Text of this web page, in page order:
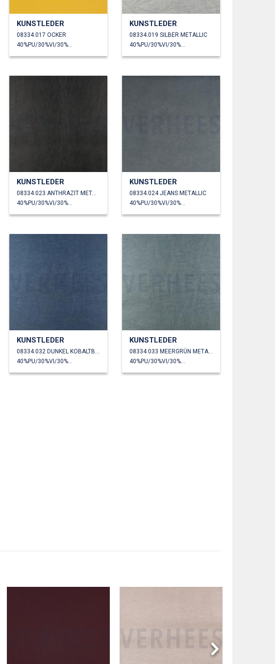
KUNSTLEDER
08334.017 OCKER
KUNSTLEDER
08334.019 SILBER METALLIC
KUNSTLEDER KUNSTLEDER
08334.024 JEANS METALLIC
KUNSTLEDER KUNSTLEDER